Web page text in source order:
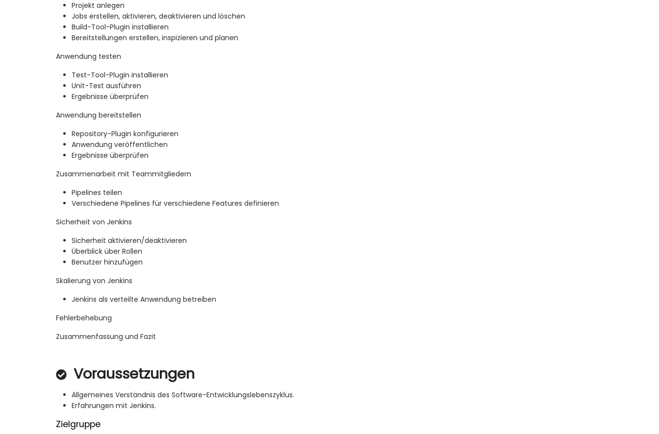
Projekt anlegen
Jobs erstellen, aktivieren, deaktivieren und löschen
Build-Tool-Plugin installieren
Bereitstellungen erstellen, inspizieren und planen
Anwendung testen
Test-Tool-Plugin installieren
Unit-Test ausführen
Ergebnisse überprüfen
Anwendung bereitstellen
Repository-Plugin konfigurieren
Anwendung veröffentlichen
Ergebnisse überprüfen
Zusammenarbeit mit Teammitgliedern
Pipelines teilen
Verschiedene Pipelines für verschiedene Features definieren
Sicherheit von Jenkins
Sicherheit aktivieren/deaktivieren
Überblick über Rollen
Benutzer hinzufügen
Skalierung von Jenkins
Jenkins als verteilte Anwendung betreiben
Fehlerbehebung
Zusammenfassung und Fazit
Voraussetzungen
Allgemeines Verständnis des Software-Entwicklungslebenszyklus.
Erfahrungen mit Jenkins.
Zielgruppe